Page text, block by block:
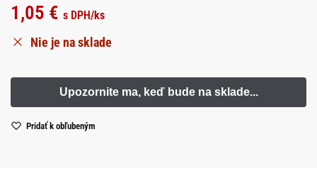
1,05 € s DPH/ks
Nie je na sklade
Pridať k obľubeným